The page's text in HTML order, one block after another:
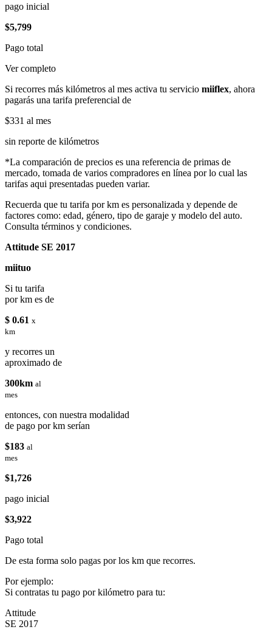
pago inicial
$5,799
Pago total
Ver completo
Si recorres más kilómetros al mes activa tu servicio miiflex, ahora
pagarás una tarifa preferencial de
$331 al mes
sin reporte de kilómetros
*La comparación de precios es una referencia de primas de
mercado, tomada de varios compradores en línea por lo cual las
tarifas aqui presentadas pueden variar.
Recuerda que tu tarifa por km es personalizada y depende de
factores como: edad, género, tipo de garaje y modelo del auto.
Consulta términos y condiciones.
Attitude SE 2017
miituo
Si tu tarifa
por km es de
$ 0.61 x
km
y recorres un
aproximado de
300km al
mes
entonces, con nuestra modalidad
de pago por km serían
$183 al
mes
$1,726
pago inicial
$3,922
Pago total
De esta forma solo pagas por los km que recorres.
Por ejemplo:
Si contratas tu pago por kilómetro para tu:
Attitude
SE 2017